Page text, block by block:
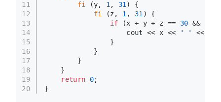
11
12
13
14
15
16
17
18
19
20
fi
(y, 1 , 31 ) {
fi
(z, 1 , 31 ) {
if (x + y + z == 30 &&
                    cout << x <<
' '
<< y
                }
            }
        }
    }
return
0;
}